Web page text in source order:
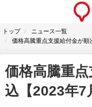
トップ
ニュース一覧
価格高騰重点支援給付金が順
価格高騰重
込【2023年7